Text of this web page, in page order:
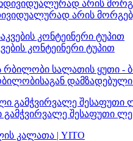
არის
კონტეინერი ტუპით
შესაფუთი